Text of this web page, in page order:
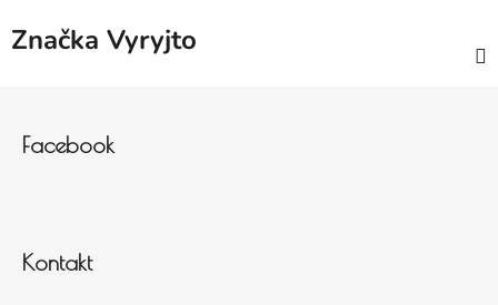
Značka Vyryjto
Facebook
Kontakt